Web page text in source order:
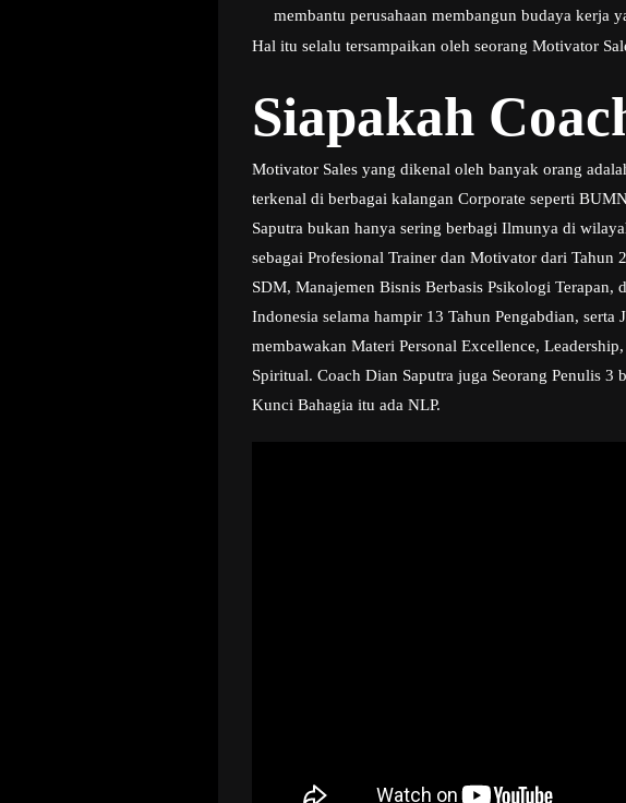
membantu perusahaan membangun budaya kerja
Hal itu selalu tersampaikan oleh seorang Motivator
Siapakah
Motivator Sales yang dikenal oleh banyak orang
terkenal di berbagai kalangan Corporate seperti
Saputra bukan hanya sering berbagi Ilmunya di
sebagai Profesional Trainer dan Motivator dari
SDM, Manajemen Bisnis Berbasis Psikologi
Indonesia selama hampir 13 Tahun Pengabdian,
membawakan Materi Personal Excellence,
Spiritual. Coach Dian Saputra juga Seorang Penulis 3
Kunci Bahagia itu ada NLP.